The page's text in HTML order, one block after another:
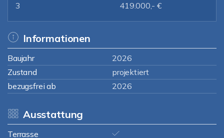
3
419.000,- €
Informationen
Baujahr
2026
Zustand
projektiert
bezugsfrei ab
2026
Ausstattung
Terrasse